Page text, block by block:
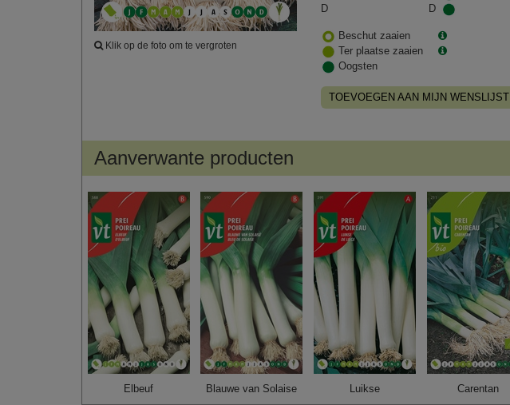
Klik op de foto om te vergroten
D
D
Beschut zaaien
Ter plaatse zaaien
Oogsten
TOEVOEGEN AAN MIJN WENSLIJST
Aanverwante producten
Elbeuf Blauwe van Solaise Luikse Carentan